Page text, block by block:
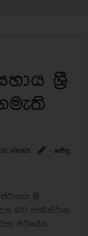
ශ්‍රී
views
- ෂමිල
ශ්‍රී
බව පාකිස්ථාන
සිටියේය.